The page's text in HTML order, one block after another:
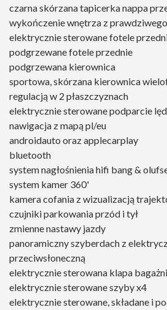
czarna skórzana tapicerka nappa
wykończenie wnętrza z
elektrycznie sterowane fotele
podgrzewane fotele przednie
podgrzewana kierownica
sportowa, skórzana kierownica
regulacją w 2 płaszczyznach
elektrycznie sterowane podparcie
nawigacja z mapą pl/eu
androidauto oraz applecarplay
bluetooth
system nagłośnienia hifi bang &
system kamer 360'
kamera cofania z wizualizacją
czujniki parkowania przód i tył
zmienne nastawy jazdy
panoramiczny szyberdach z
przeciwsłoneczną
elektrycznie sterowana klapa
elektrycznie sterowane szyby x4
elektrycznie sterowane, składane i